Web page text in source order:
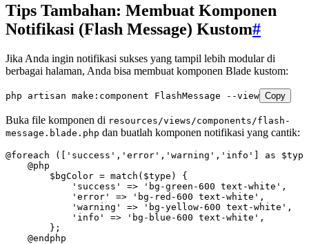
Tips Tambahan: Membuat Komponen
Notifikasi (Flash Message) Kustom#
Jika Anda ingin notifikasi sukses yang tampil lebih modular di
berbagai halaman, Anda bisa membuat komponen Blade kustom:
php artisan make:component FlashMessage --view Copy
Buka file komponen di resources/views/components/flash-
message.blade.php dan buatlah komponen notifikasi yang cantik:
@foreach ([ 'success' , 'error' , 'warning' , 'info' ] as
    @
php
        $bgColor
= match ($type) {
            'success'
=> 'bg-green-600 text-white' ,
            'error'
=> 'bg-red-600 text-white' ,
            'warning'
=> 'bg-yellow-600 text-white' ,
            'info'
=> 'bg-blue-600 text-white' ,
        };
    @
endphp